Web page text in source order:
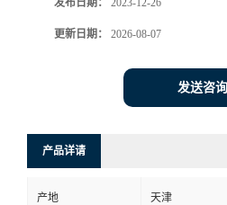
发布日期： 2023-12-26
更新日期： 2026-08-07
发送咨
产品详请
产地 天津